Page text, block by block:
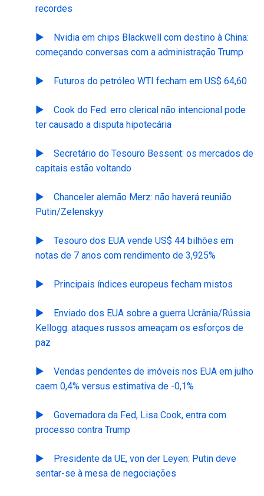
recordes
Nvidia em chips Blackwell com destino à China:
começando conversas com a administração Trump
Futuros do petróleo WTI fecham em US$ 64,60
Cook do Fed: erro clerical não intencional pode
ter causado a disputa hipotecária
Secretário do Tesouro Bessent: os mercados de
capitais estão voltando
Chanceler alemão Merz: não haverá reunião
Putin/Zelenskyy
Tesouro dos EUA vende US$ 44 bilhões em
notas de 7 anos com rendimento de 3,925%
Principais índices europeus fecham mistos
Enviado dos EUA sobre a guerra Ucrânia/Rússia
Kellogg: ataques russos ameaçam os esforços de
paz
Vendas pendentes de imóveis nos EUA em julho
caem 0,4% versus estimativa de -0,1%
Governadora da Fed, Lisa Cook, entra com
processo contra Trump
Presidente da UE, von der Leyen: Putin deve
sentar-se à mesa de negociações